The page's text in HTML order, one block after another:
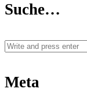
Suche…
Meta